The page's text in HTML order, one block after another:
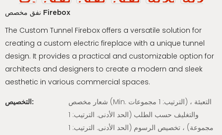
نفق مخصص Firebox
The Custom Tunnel Firebox offers a versatile solution for
creating a custom electric fireplace with a unique tunnel
design. It provides a practical and customizable option for
architects and designers to create a modern and sleek
aesthetic in various commercial spaces.
التخصيص:
شعار مخصص (Min. الترتيب: 1 مجموعات) ، التعبئة
والتغليف حسب الطلب (الحد الأدنى. الترتيب: 1
مجموعة) ، تخصيص الرسوم (الحد الأدنى. الترتيب: 1